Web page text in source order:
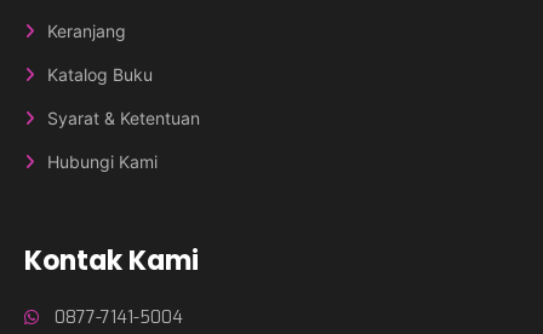
Keranjang
Katalog Buku
Syarat & Ketentuan
Hubungi Kami
Kontak Kami
0877-7141-5004